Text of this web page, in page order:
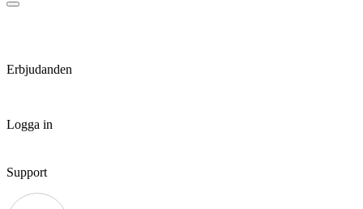
Erbjudanden
Logga in
Support